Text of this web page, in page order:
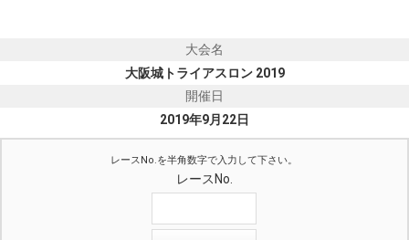
大会名
大阪城トライアスロン 2019
開催日
2019年9月22日
レースNo.を半角数字で入力して下さい。
レースNo.